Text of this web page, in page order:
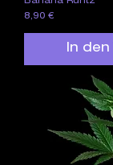
Preis
8,90 €
In